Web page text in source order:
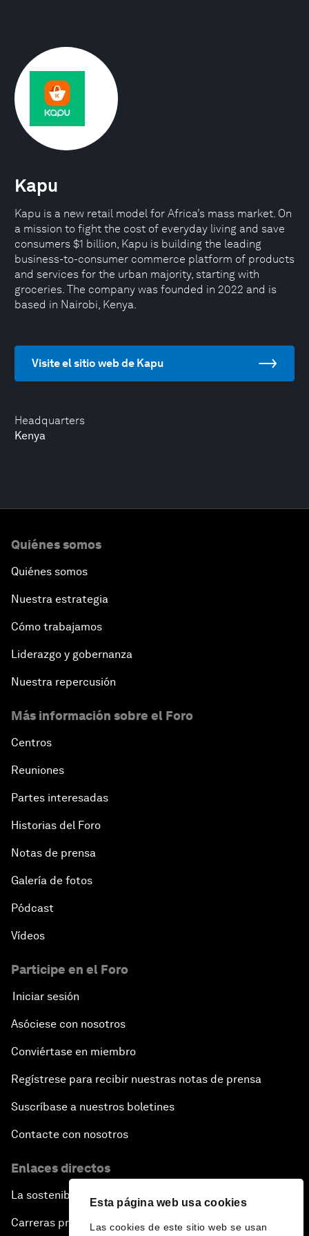
Esta página web usa cookies
Las cookies de este sitio web se usan
Headquarters
Kenya
Kapu
Kapu is a new retail model for Africa’s mass market. On
a mission to fight the cost of everyday living and save
consumers $1 billion, Kapu is building the leading
business-to-consumer commerce platform of products
and services for the urban majority, starting with
groceries. The company was founded in 2022 and is
based in Nairobi, Kenya.
Visite el sitio web de Kapu
Quiénes somos
Quiénes somos
Nuestra estrategia
Cómo trabajamos
Liderazgo y gobernanza
Nuestra repercusión
Más información sobre el Foro
Centros
Reuniones
Partes interesadas
Historias del Foro
Notas de prensa
Galería de fotos
Pódcast
Vídeos
Participe en el Foro
Iniciar sesión
Asóciese con nosotros
Conviértase en miembro
Regístrese para recibir nuestras notas de prensa
Suscríbase a nuestros boletines
Contacte con nosotros
Enlaces directos
La sostenibilidad en el Foro
Carreras profesionales